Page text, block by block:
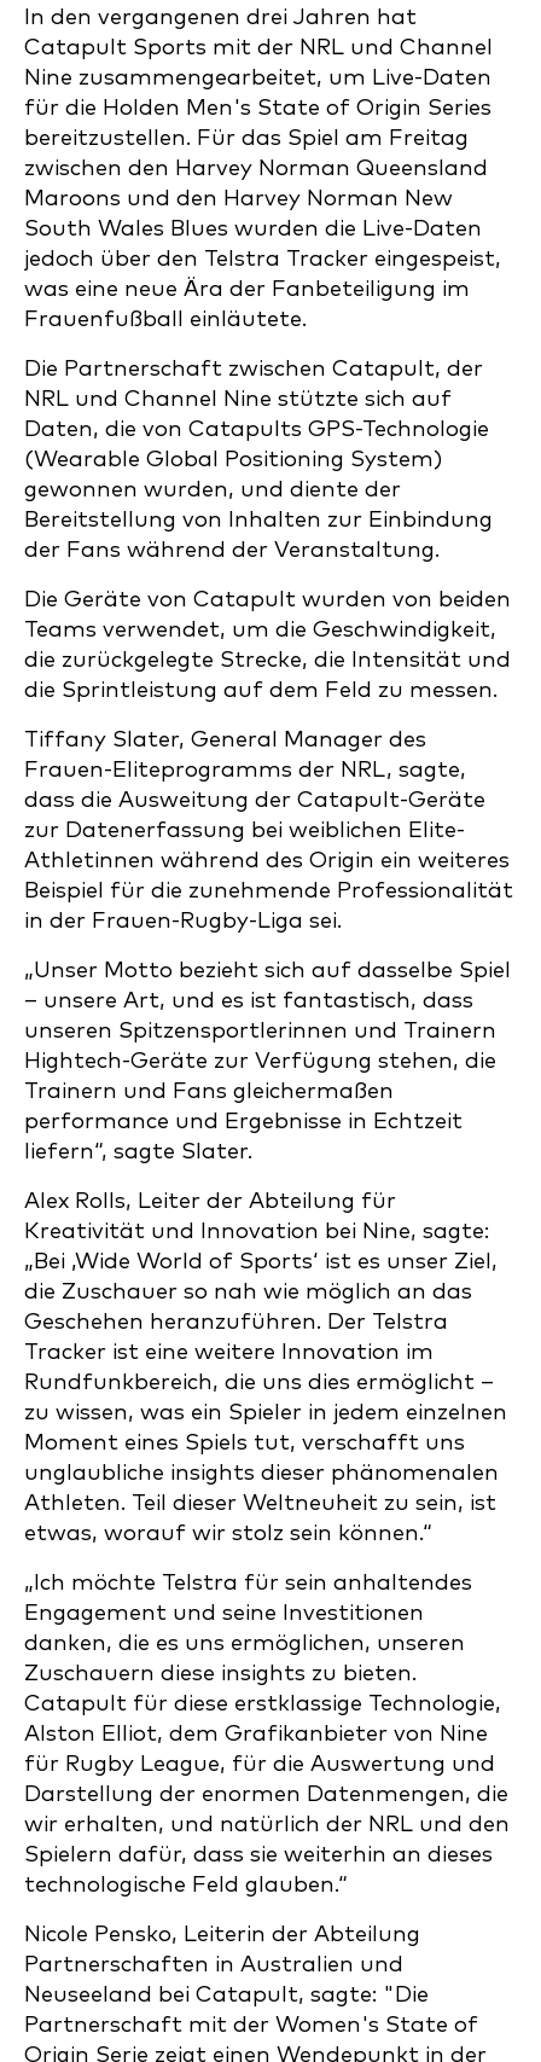
In den vergangenen drei Jahren hat
Catapult Sports mit der NRL und Channel
Nine zusammengearbeitet, um Live-Daten
für die Holden Men's State of Origin Series
bereitzustellen. Für das Spiel am Freitag
zwischen den Harvey Norman Queensland
Maroons und den Harvey Norman New
South Wales Blues wurden die Live-Daten
jedoch über den Telstra Tracker eingespeist,
was eine neue Ära der Fanbeteiligung im
Frauenfußball einläutete.
Die Partnerschaft zwischen Catapult, der
NRL und Channel Nine stützte sich auf
Daten, die von Catapults GPS-Technologie
(Wearable Global Positioning System)
gewonnen wurden, und diente der
Bereitstellung von Inhalten zur Einbindung
der Fans während der Veranstaltung.
Die Geräte von Catapult wurden von beiden
Teams verwendet, um die Geschwindigkeit,
die zurückgelegte Strecke, die Intensität und
die Sprintleistung auf dem Feld zu messen.
Tiffany Slater, General Manager des
Frauen-Eliteprogramms der NRL, sagte,
dass die Ausweitung der Catapult-Geräte
zur Datenerfassung bei weiblichen Elite-
Athletinnen während des Origin ein weiteres
Beispiel für die zunehmende Professionalität
in der Frauen-Rugby-Liga sei.
„Unser Motto bezieht sich auf dasselbe Spiel
– unsere Art, und es ist fantastisch, dass
unseren Spitzensportlerinnen und Trainern
Hightech-Geräte zur Verfügung stehen, die
Trainern und Fans gleichermaßen
performance und Ergebnisse in Echtzeit
liefern“, sagte Slater.
Alex Rolls, Leiter der Abteilung für
Kreativität und Innovation bei Nine, sagte:
„Bei ‚Wide World of Sports‘ ist es unser Ziel,
die Zuschauer so nah wie möglich an das
Geschehen heranzuführen. Der Telstra
Tracker ist eine weitere Innovation im
Rundfunkbereich, die uns dies ermöglicht –
zu wissen, was ein Spieler in jedem einzelnen
Moment eines Spiels tut, verschafft uns
unglaubliche insights dieser phänomenalen
Athleten. Teil dieser Weltneuheit zu sein, ist
etwas, worauf wir stolz sein können.“
„Ich möchte Telstra für sein anhaltendes
Engagement und seine Investitionen
danken, die es uns ermöglichen, unseren
Zuschauern diese insights zu bieten.
Catapult für diese erstklassige Technologie,
Alston Elliot, dem Grafikanbieter von Nine
für Rugby League, für die Auswertung und
Darstellung der enormen Datenmengen, die
wir erhalten, und natürlich der NRL und den
Spielern dafür, dass sie weiterhin an dieses
technologische Feld glauben.“
Nicole Pensko, Leiterin der Abteilung
Partnerschaften in Australien und
Neuseeland bei Catapult, sagte: "Die
Partnerschaft mit der Women's State of
Origin Serie zeigt einen Wendepunkt in der